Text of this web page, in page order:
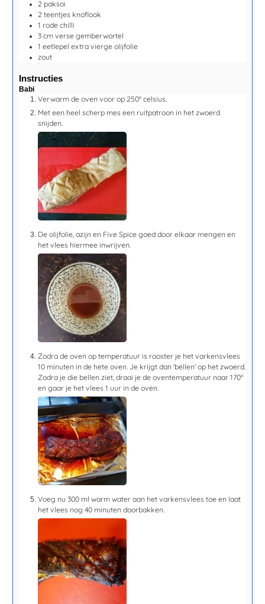
2 paksoi
2 teentjes knoflook
1 rode chilli
3 cm verse gemberwortel
1 eetlepel extra vierge olijfolie
zout
Instructies
Babi
Verwarm de oven voor op 250° celsius.
Met een heel scherp mes een ruitpatroon in het zwoerd
snijden.
De olijfolie, azijn en Five Spice goed door elkaar mengen en
het vlees hiermee inwrijven.
Zodra de oven op temperatuur is rooster je het varkensvlees
10 minuten in de hete oven. Je krijgt dan 'bellen' op het zwoerd.
Zodra je die bellen ziet, draai je de oventemperatuur naar 170°
en gaar je het vlees1 uur in de oven.
Voeg nu 300 ml warm water aan het varkensvlees toe en laat
het vlees nog40 minuten doorbakken.